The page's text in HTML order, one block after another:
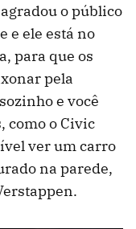
o público
e ele está no
para que os
pela
e você
como o Civic
ver um carro
na parede,